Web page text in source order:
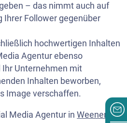
– das nimmt auch auf
Ihrer Follower gegenüber
hochwertigen Inhalten
Agentur ebenso
Unternehmen mit
Inhalten beworben,
Image verschaffen.
Media Agentur inWeener